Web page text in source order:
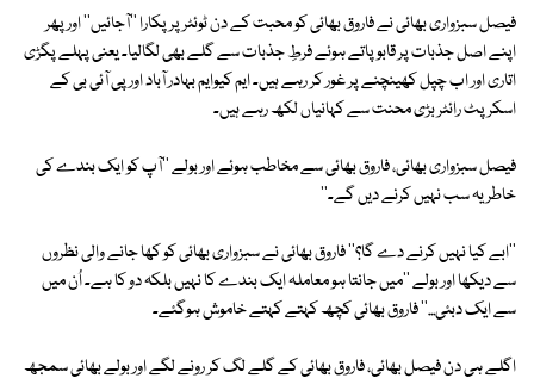
فیصل سبزواری بھائی نے فاروق بھائی کو محبت کے دن ٹوئٹر پر پکارا ''آجائیں'' اور پھر
اپنے اصل جذبات پر قابو پاتے ہوئے فرطِ جذبات سے گلے بھی لگالیا۔ یعنی پہلے پگڑی
اتاری اور اب چپل کھینچنے پر غور کر رہے ہیں۔ ایم کیوایم بہادر آباد اور پی آئی بی کے
اسکرپٹ رائٹر بڑی محنت سے کہانیاں لکھ رہے ہیں۔
فیصل سبزواری بھائی، فاروق بھائی سے مخاطب ہوئے اور بولے ''آپ کو ایک بندے کی
خاطر یہ سب نہیں کرنے دیں گے۔''
''ابے کیا نہیں کرنے دے گا؟'' فاروق بھائی نے سبزواری بھائی کو کھا جانے والی نظروں
سے دیکھا اور بولے ''میں جانتا ہو معاملہ ایک بندے کا نہیں بلکہ دو کا ہے۔ اُن میں
سے ایک دبئی...'' فاروق بھائی کچھ کہتے کہتے خاموش ہوگئے۔
اگلے ہی دن فیصل بھائی، فاروق بھائی کے گلے لگ کر رونے لگے اور بولے بھائی سمجھ